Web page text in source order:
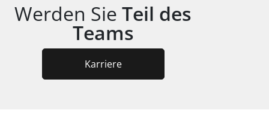
Werden Sie Teil des
Teams
Karriere